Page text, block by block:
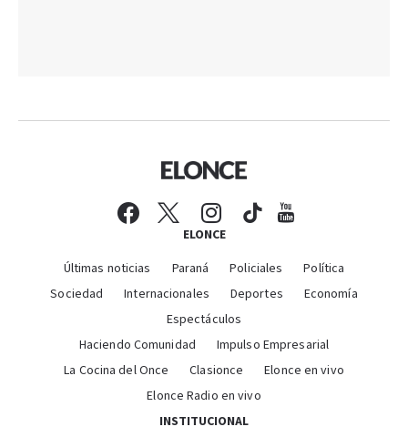
ELONCE
Últimas noticias Paraná Policiales
Política
Sociedad
Internacionales Deportes
Economía
Espectáculos
Haciendo Comunidad
Impulso Empresarial
La Cocina del Once
Clasionce
Elonce en vivo
Elonce Radio en vivo
INSTITUCIONAL